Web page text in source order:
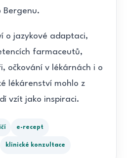
Bergenu.
o jazykové adaptaci,
farmaceutů,
očkování v lékárnách i o
lékárenství mohlo z
vzít jako inspiraci.
e-recept
klinické konzultace